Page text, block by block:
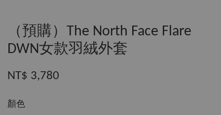
（預購）The North Face Flare
DWN女款羽絨外套
NT$ 3,780
顏色